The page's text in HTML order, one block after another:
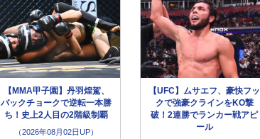
【MMA甲子園】丹羽煌駕、
バックチョークで逆転一本勝
ち！史上2人目の2階級制覇
（2026年08月02日UP）
【UFC】ムサエフ、豪快フッ
クで強豪クラインをKO撃
破！2連勝でランカー戦アピ
ール